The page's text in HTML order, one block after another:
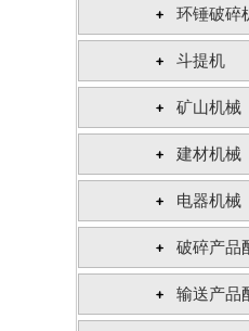
环锤破碎
斗提机
矿山机械
建材机械
电器机械
破碎产品
输送产品